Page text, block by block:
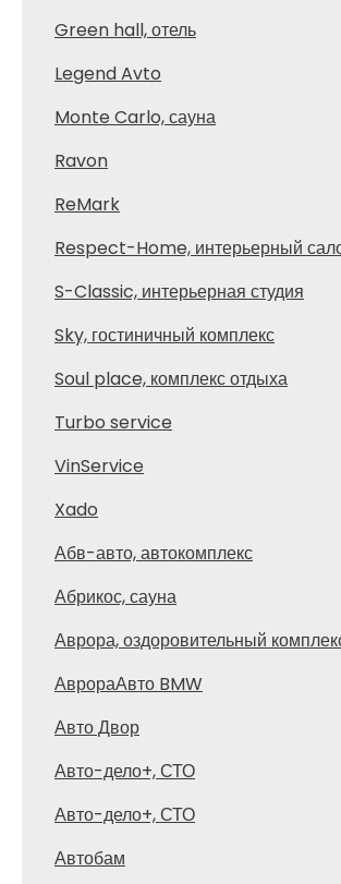
Green hall, отель
Legend Avto
Monte Carlo, сауна
Ravon
ReMark
Respect-Home, интерьерный
S-Classic, интерьерная студия
Sky, гостиничный комплекс
Soul place, комплекс отдыха
Turbo service
VinService
Xado
Абв-авто, автокомплекс
Абрикос, сауна
Аврора, оздоровительный
АврораАвто BMW
Авто Двор
Авто-дело+, СТО
Авто-дело+, СТО
Автобам